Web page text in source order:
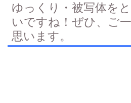
ゆっくり・被写体を
いですね！ぜひ、ご
思います。